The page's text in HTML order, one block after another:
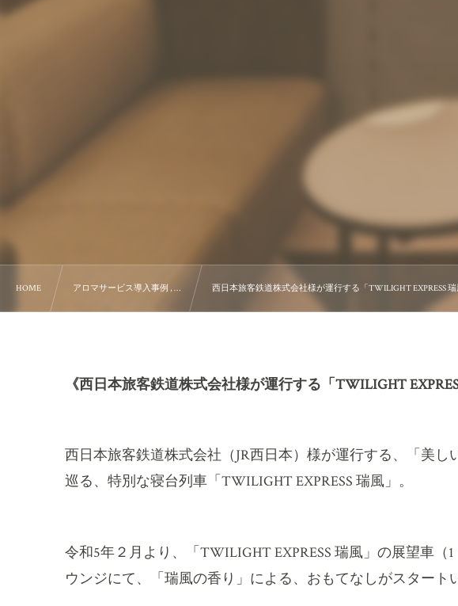
HOME アロマサービス導入事例 , … 西日本旅客鉄道株式会社様が運行する「TWILIGHT EXPRESS
《西日本旅客鉄道株式会社様が運行する「TWILIGHT
西日本旅客鉄道株式会社（JR西日本）様が運行する、「美し
巡る、特別な寝台列車「 TWILIGHT EXPRESS 瑞風」。
令和5年２月より、「 TWILIGHT EXPRESS 瑞風」の展望車（1
ウンジにて、「瑞風の香り」による、おもてなしがスタート